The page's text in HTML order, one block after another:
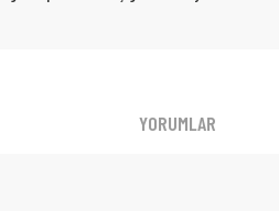
YORUMLAR